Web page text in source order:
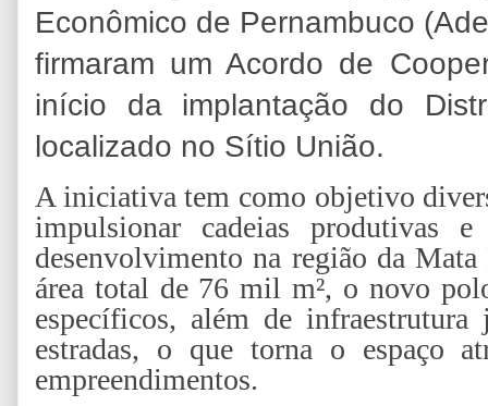
Econômico de Pernambuco
firmaram um Acordo de
início da implantação do
localizado no Sítio União.
A iniciativa tem como objetivo
impulsionar cadeias produtivas
desenvolvimento na região da
área total de 76 mil m², o novo
específicos, além de
estradas, o que torna o espaço
empreendimentos.